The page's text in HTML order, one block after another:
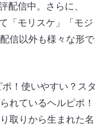
配信中。さらに、
「モリスケ」「モジ
信以外も様々な形で
！使いやすい？スタ
れているヘルピポ！
取りから生まれた名